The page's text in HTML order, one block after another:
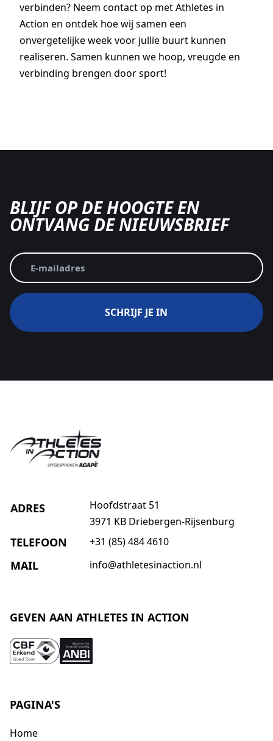
verbinden? Neem contact op met Athletes in
Action en ontdek hoe wij samen een
onvergetelijke week voor jullie buurt kunnen
realiseren. Samen kunnen we hoop, vreugde en
verbinding brengen door sport!
BLIJF OP DE HOOGTE EN
ONTVANG DE NIEUWSBRIEF
E-
mailadres
(Vereist)
ADRES
Hoofdstraat 51
3971 KB Driebergen-Rijsenburg
TELEFOON +31 (85) 484 4610
MAIL info@athletesinaction.nl
GEVEN AAN ATHLETES IN ACTION
PAGINA'S
Home